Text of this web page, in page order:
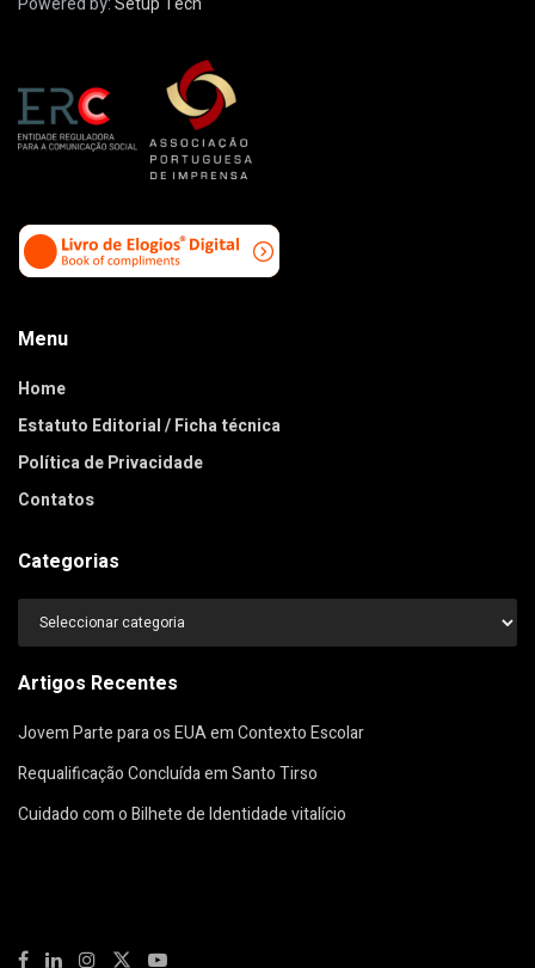
Menu
Home
Estatuto Editorial / Ficha técnica
Política de Privacidade
Contatos
Categorias
Categorias
Artigos Recentes
Jovem Parte para os EUA em Contexto Escolar
Requalificação Concluída em Santo Tirso
Cuidado com o Bilhete de Identidade vitalício